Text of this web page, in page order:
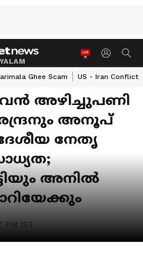
Ghee Scam US - Iran Conflict
അഴിച്ചുപണി
അനൂപ്
നേതൃ
അനിൽ
PM IST